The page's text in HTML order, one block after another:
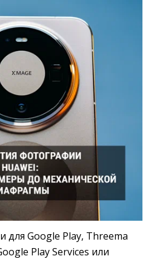
для Google Play, Threema
Play Services или